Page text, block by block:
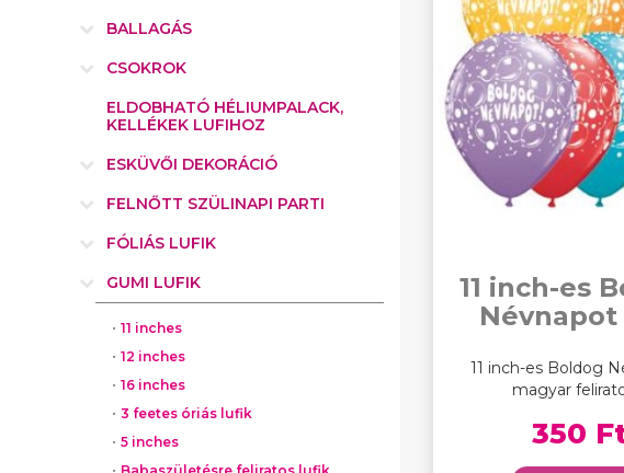
BALLAGÁS
CSOKROK
ELDOBHATÓ HÉLIUMPALACK,
KELLÉKEK LUFIHOZ
ESKÜVŐI DEKORÁCIÓ
FELNŐTT SZÜLINAPI PARTI
FÓLIÁS LUFIK
GUMI LUFIK
11 inches
12 inches
16 inches
3 feetes óriás lufik
5 inches
11 inch-es
11 inch-es Boldog
magyar
350